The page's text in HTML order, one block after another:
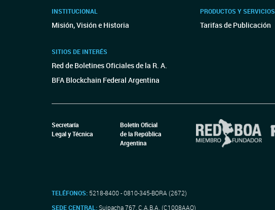
INSTITUCIONAL
Misión, Visión e Historia
SITIOS DE INTERÉS
Red de Boletines Oficiales de la R. A.
BFA Blockchain Federal Argentina
PRODUCTOS Y SERVICIOS
Tarifas de Publicación
Secretaría
Legal y Técnica
Boletín Oficial
de la República
Argentina
TELÉFONOS: 5218-8400 - 0810-345-BORA (2672)
SEDE CENTRAL:Suipacha 767, C.A.B.A. (C1008AAO)